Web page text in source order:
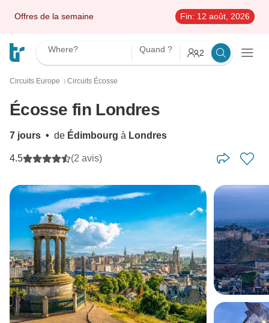
Offres de la semaine Fin: 12 août, 2026
Where? Quand ? 2
Circuits Europe 〉 Circuits Écosse
Écosse fin Londres
7 jours • de Édimbourg à Londres
4.5 (2 avis)